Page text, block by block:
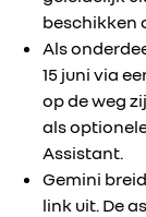
beschikken
Als
15 juni via
op de weg
als
Assistant.
Gemini
link uit. De